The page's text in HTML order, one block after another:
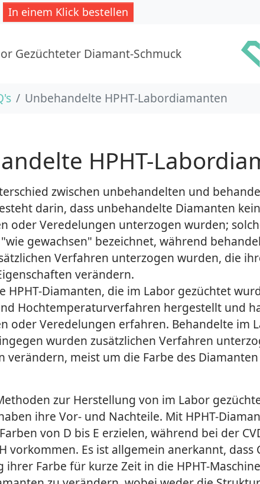
In einem Klick bestellen
Gezüchteter Diamant-Schmuck
Unbehandelte HPHT-Labordiamanten
HPHT-
zwischen unbehandelten und
darin, dass unbehandelte Diamanten
oder Veredelungen unterzogen wurden;
gewachsen" bezeichnet, während
Verfahren unterzogen wurden, die
verändern.
HPHT-Diamanten, die im Labor gezüchtet
Hochtemperaturverfahren hergestellt und
oder Veredelungen erfahren. Behandelte im
wurden zusätzlichen Verfahren
verändern, meist um die Farbe des
zur Herstellung von im Labor
ihre Vor- und Nachteile. Mit HPHT-
von D bis E erzielen, während bei der
vorkommen. Es ist allgemein anerkannt, dass
ihrer Farbe für kurze Zeit in die HPHT-